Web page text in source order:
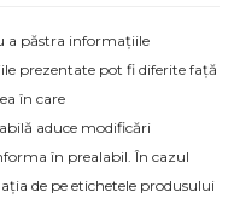
a păstra informațiile
prezentate pot fi diferite față
în care
aduce modificări
în prealabil. În cazul
de pe etichetele produsului